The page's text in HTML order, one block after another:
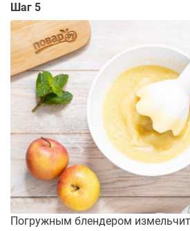
Шаг 5
Погружным блендером